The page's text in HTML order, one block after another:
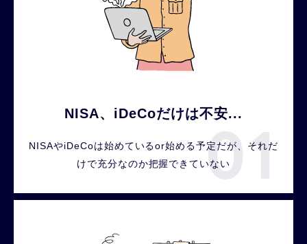
NISA、iDeCoだけは不安...
NISAやiDeCoは始めているor始める予定だが、それだ
けで充分なのか把握できていない